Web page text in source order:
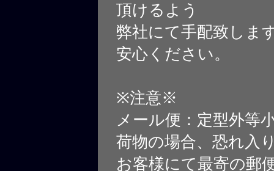
頂けるよう
弊社にて手配致しま
安心ください。
※注意※
メール便：定型外等
荷物の場合、恐れ入
お客様にて最寄の郵